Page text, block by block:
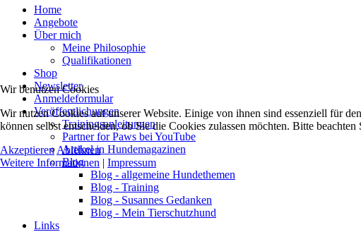
Home
Angebote
Über mich
Meine Philosophie
Qualifikationen
Shop
Newsletter
Anmeldeformular
Veröffentlichungen
Trainingsanleitungen
Partner for Paws bei YouTube
Artikel in Hundemagazinen
Blog
Blog - allgemeine Hundethemen
Blog - Training
Blog - Susannes Gedanken
Blog - Mein Tierschutzhund
Links
Wir benutzen Cookies
Wir nutzen Cookies auf unserer Website. Einige von ihnen sind essenziell für
können selbst entscheiden, ob Sie die Cookies zulassen möchten. Bitte
Akzeptieren Ablehnen
Weitere Informationen | Impressum